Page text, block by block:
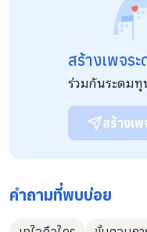
สร้างเพจร
ร่วมกันระดมทุ
สร้างเ
คำถามที่พบบ่อย